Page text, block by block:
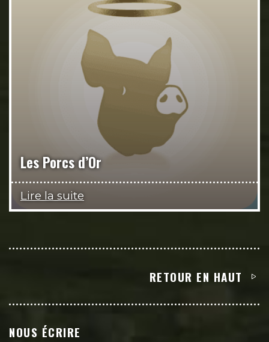
Les Porcs d’Or
Lire la suite
RETOUR EN HAUT
NOUS ÉCRIRE